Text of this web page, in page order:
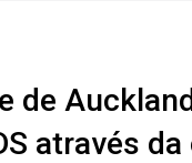
de
através